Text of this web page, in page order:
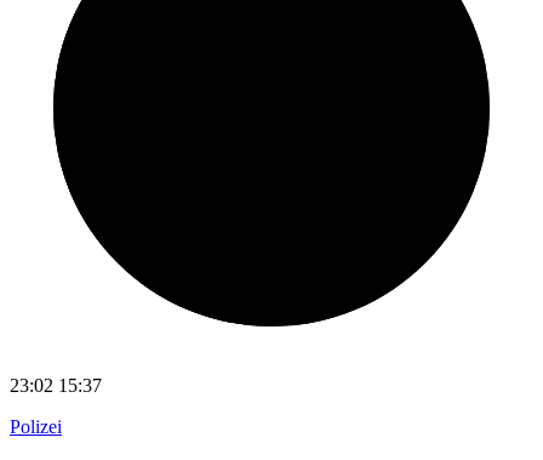
23:02 15:37
Polizei